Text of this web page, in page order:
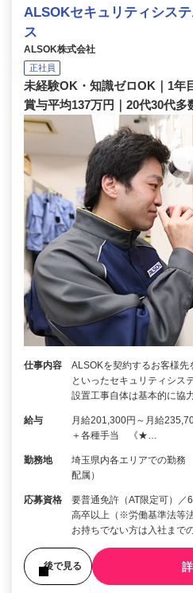
ALSOKセキュリティシス
ス
ALSOK株式会社
正社員
未経験OK・知識ゼロOK｜1年
賞与平均137万円｜20代30代多
仕事内容
ALSOKを契約するお客様
といったセキュリティシス
設置工事自体は基本的に協
給与
月給201,300円～月給
＋各種手当 《★…
勤務地
埼玉県内各エリアでの勤
配属）
応募資格
要普通免許（AT限定可）／
高卒以上（※労働基準法等
お持ちでない方は入社まで
後で見る